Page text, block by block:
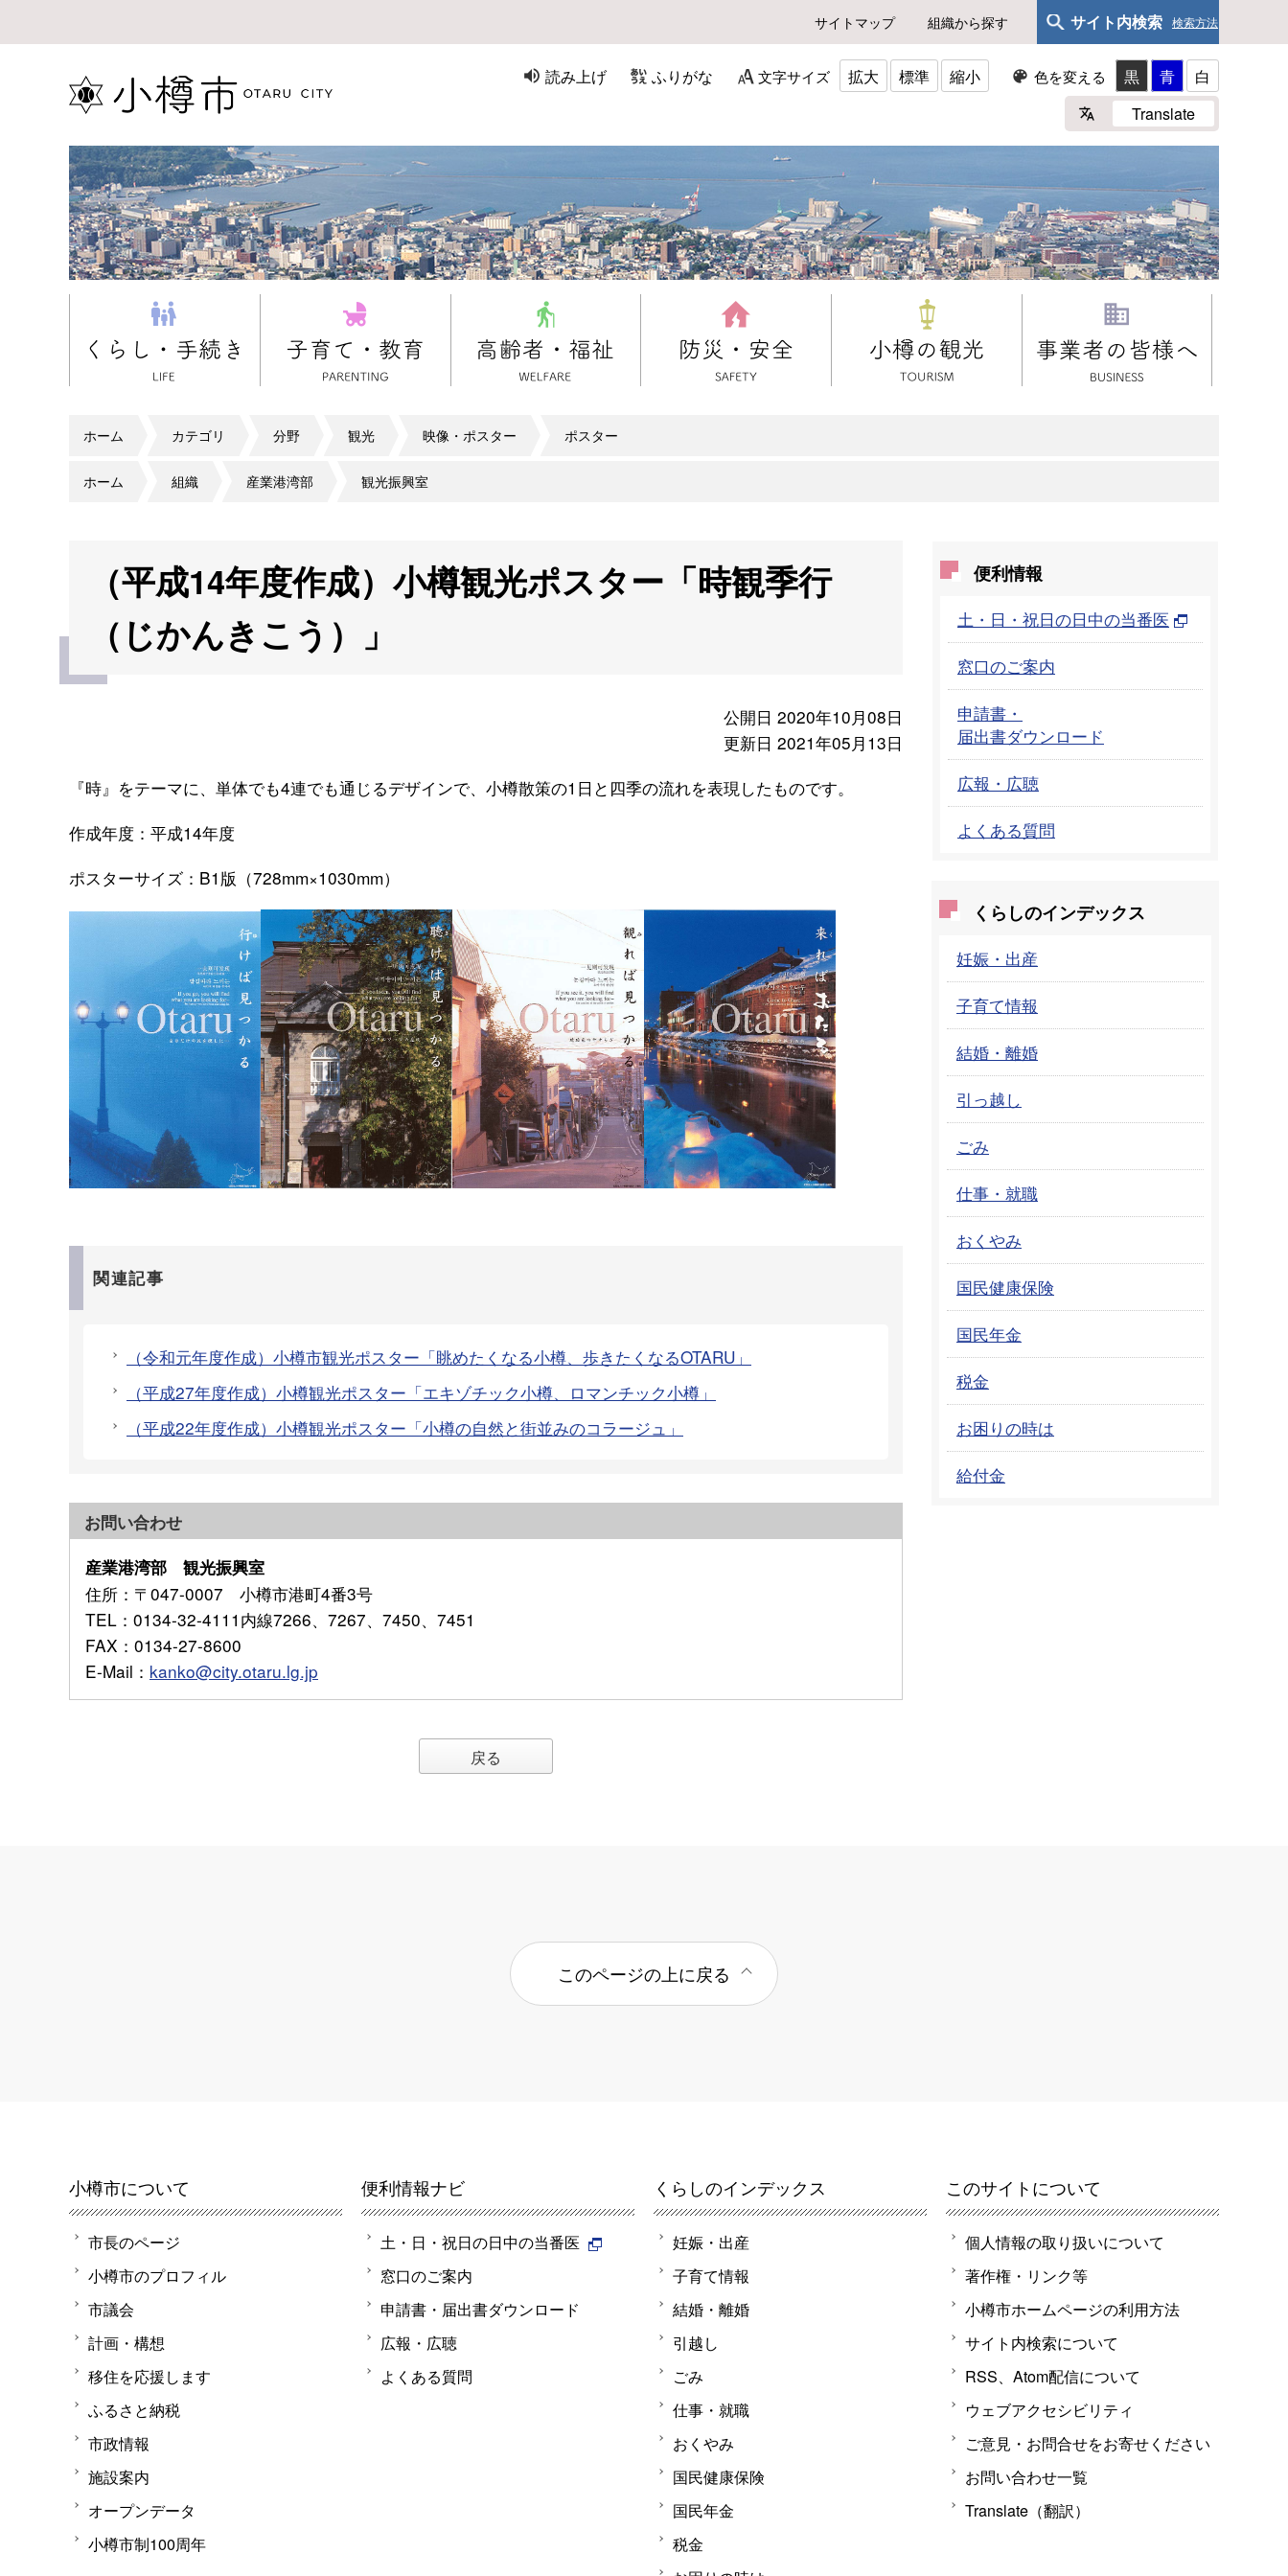
サイトマップ 組織から探す サイト内検索 検索方法
読み上げ ふりがな 文字サイズ 拡大 標準 縮小 色を変える 黒 青
白
Translate
ホーム カテゴリ 分野 観光 映像・ポスター ポスター
ホーム 組織 産業港湾部 観光振興室
（平成14年度作成）小樽観光ポスター「時観季行
（じかんきこう）」
公開日 2020年10月08日
更新日 2021年05月13日
『時』をテーマに、単体でも4連でも通じるデザインで、小樽散策の1日と四季の流れを表現したものです。
作成年度：平成14年度
ポスターサイズ：B1版（728mm×1030mm）
関連記事
（令和元年度作成）小樽市観光ポスター「眺めたくなる小樽、歩きたくなるOTARU」
（平成27年度作成）小樽観光ポスター「エキゾチック小樽、ロマンチック小樽」
（平成22年度作成）小樽観光ポスター「小樽の自然と街並みのコラージュ」
お問い合わせ
産業港湾部 観光振興室
住所 ：〒047-0007 小樽市港町4番3号
TEL ：0134-32-4111内線7266、7267、7450、7451
FAX ：0134-27-8600
E-Mail ： kanko@city.otaru.lg.jp
戻る
便利情報
土・日・祝日の日中の当番医
窓口のご案内
申請書・
届出書ダウンロード
広報・広聴
よくある質問
くらしのインデックス
妊娠・出産
子育て情報
結婚・離婚
引っ越し
ごみ
仕事・就職
おくやみ
国民健康保険
国民年金
税金
お困りの時は
給付金
このページの上に戻る
小樽市について
市長のページ
小樽市のプロフィル
市議会
計画・構想
移住を応援します
ふるさと納税
市政情報
施設案内
オープンデータ
小樽市制100周年
便利情報ナビ
土・日・祝日の日中の当番医
窓口のご案内
申請書・届出書ダウンロード
広報・広聴
よくある質問
くらしのインデックス
妊娠・出産
子育て情報
結婚・離婚
引越し
ごみ
仕事・就職
おくやみ
国民健康保険
国民年金
税金
このサイトについて
個人情報の取り扱いについて
著作権・リンク等
小樽市ホームページの利用方法
サイト内検索について
RSS、Atom配信について
ウェブアクセシビリティ
ご意見・お問合せをお寄せください
お問い合わせ一覧
Translate（翻訳）